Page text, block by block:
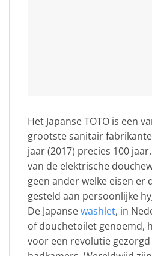
Het Japanse TOTO is een
grootste sanitair
jaar (2017) precies 100
van de elektrische
geen ander welke eisen er
gesteld aan persoonlijke
De Japansewashlet, in
of douchetoilet genoemd,
voor een revolutie gezorgd